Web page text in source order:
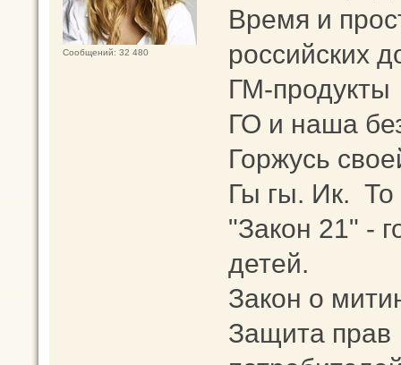
Сообщений: 32 480
Время и
российских
ГМ-продукты
ГО и наша
Горжусь
Гы гы. Ик. То
"Закон 21" -
детей.
Закон о
Защита прав